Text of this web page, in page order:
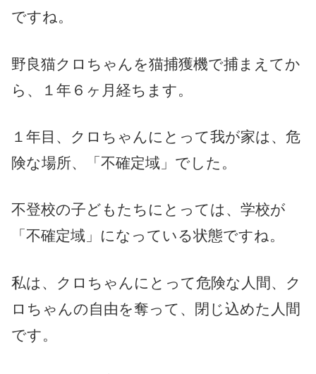
ですね。
野良猫クロちゃんを猫捕獲機で捕まえてか
ら、１年６ヶ月経ちます。
１年目、クロちゃんにとって我が家は、危
険な場所、「不確定域」でした。
不登校の子どもたちにとっては、学校が
「不確定域」になっている状態ですね。
私は、クロちゃんにとって危険な人間、ク
ロちゃんの自由を奪って、閉じ込めた人間
です。